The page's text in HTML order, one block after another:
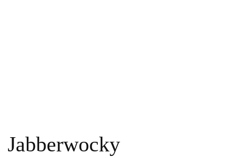
Jabberwocky